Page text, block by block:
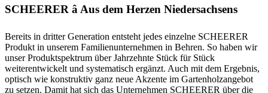
SCHEERER â Aus dem Herzen Niedersachsens
Bereits in dritter Generation entsteht jedes einzelne SCHEERER
Produkt in unserem Familienunternehmen in Behren. So haben wir
unser Produktspektrum über Jahrzehnte Stück für Stück
weiterentwickelt und systematisch ergänzt. Auch mit dem Ergebnis,
optisch wie konstruktiv ganz neue Akzente im Gartenholzangebot
zu setzen. Damit hat sich das Unternehmen SCHEERER über die